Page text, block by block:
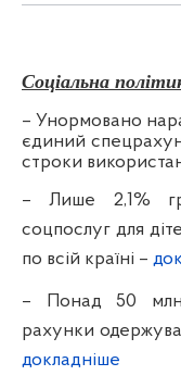
Соціальна
– Унормовано
єдиний
строки
– Лише 2,1%
соцпослуг для
по всій країні –
– Понад 50 млн
рахунки
докладніше